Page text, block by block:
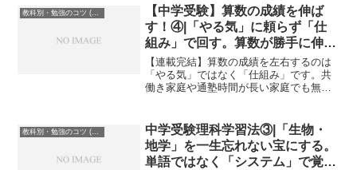
合わせて迷わず使い分けるための基本
を、個別指導塾のプロが分かりやすく解
説します。
教科別・勉強のコツ (Study Method)
【中学受験】算数の成績を伸ば
す！④|「やる気」に頼らず「仕
組み」で回す。算数が勝手に伸び
る家庭の学習設計
【連載完結】算数の成績を左右するのは
「やる気」ではなく「仕組み」です。共
働き家庭や通塾時間が長い家庭でも無理
三者を頼るべきサインまで。親子が疲弊
せずに算数を伸ばすための最終戦略を公
開します。
教科別・勉強のコツ (Study Method)
中学受験理科学習法③|「生物・
地学」を一生忘れない宝にする。
単語ではなく「システム」で覚え